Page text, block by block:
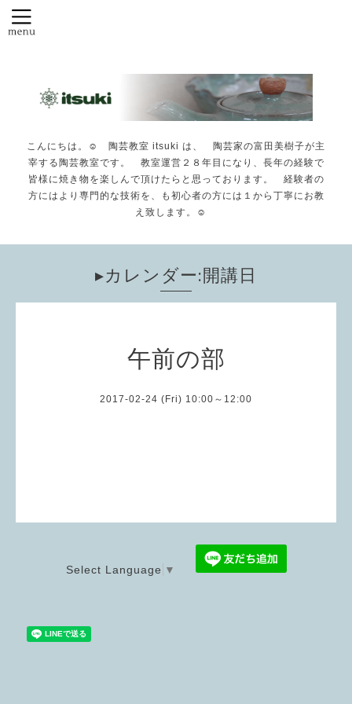
こんにちは。☺️ 陶芸教室 itsuki は、 陶芸家の富田美樹子が主
宰する陶芸教室です。 教室運営２８年目になり、長年の経験で
皆様に焼き物を楽しんで頂けたらと思っております。 経験者の
方にはより専門的な技術を、も初心者の方には１から丁寧にお教
え致します。☺️
▸カレンダー:開講日
午前の部
2017-02-24 (Fri) 10:00～12:00
Select Language ▼